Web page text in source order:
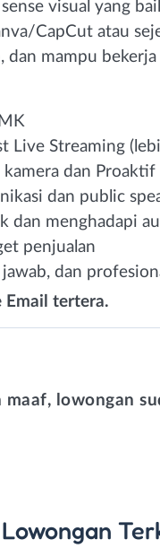
visual yang
CapCut atau
dan mampu
Live Streaming
dan Proaktif
dan public
dan menghadapi
penjualan
dan
Email tertera.
maaf, lowongan
Lowongan